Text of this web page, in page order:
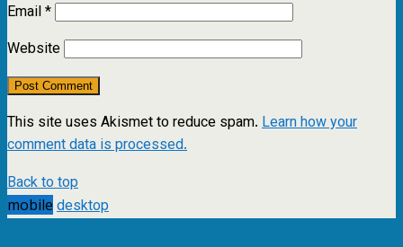
Email*
Website
This site uses Akismet to reduce spam. Learn how your
comment data is processed.
Back to top
mobile desktop